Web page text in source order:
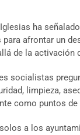
ha
afrontar un
de la activación
socialistas
limpieza,
como puntos de
a los